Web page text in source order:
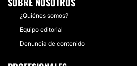
¿Quiénes somos?
Equipo editorial
Denuncia de contenido